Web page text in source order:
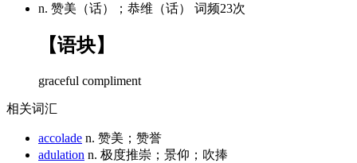
n. 赞美（话）；恭维（话） 词频23次
【语块】
graceful compliment
相关词汇
accolade n. 赞美；赞誉
adulation n. 极度推崇；景仰；吹捧